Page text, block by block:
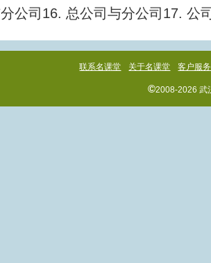
公司16. 总公司与分公司17. 公
联系名课堂 关于名课堂 客户服
©2008-2026 武